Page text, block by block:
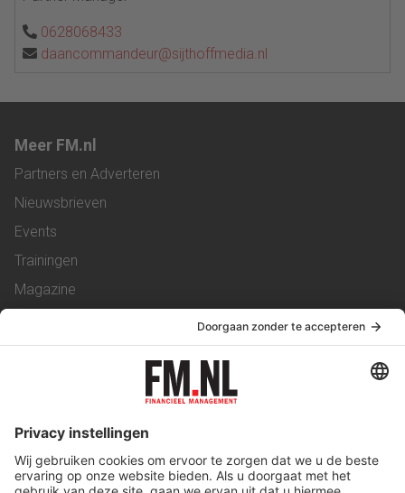
0628068433
daancommandeur@sijthoffmedia.nl
Meer FM.nl
Partners en Adverteren
Nieuwsbrieven
Events
Trainingen
Magazine
Service & Contact
Werken bij ons
Privacy Statement